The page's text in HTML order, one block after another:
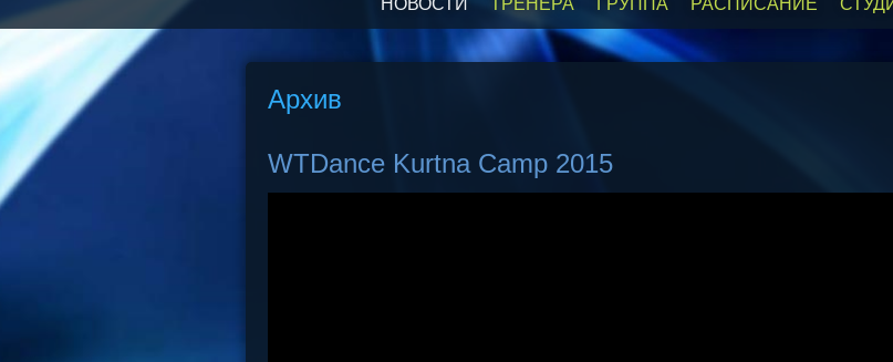
НОВОСТИ ТРЕНЕРА ГРУППА РАСПИСАНИЕ
Архив
WTDance Kurtna Camp 2015